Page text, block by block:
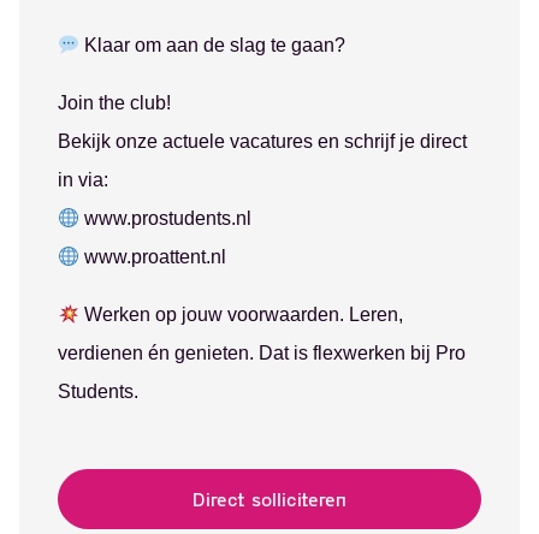
Klaar om aan de slag te gaan?
Join the club!
Bekijk onze actuele vacatures en schrijf je direct
in via:
www.prostudents.nl
www.proattent.nl
Werken op jouw voorwaarden. Leren,
verdienen én genieten. Dat is flexwerken bij Pro
Students.
Direct solliciteren
Ontvang vacatures
direct in je mailbox
Alerts ontvangen